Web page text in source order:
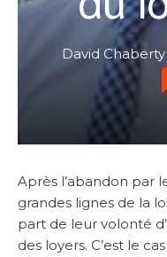
David Chaberty
Après l’abandon par
grandes lignes de la
part de leur volonté
des loyers. C’est le